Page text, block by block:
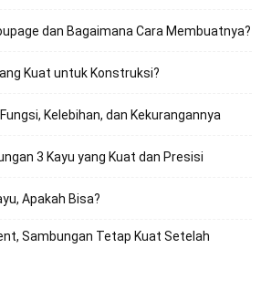
dan Bagaimana Cara Membuatnya?
Kuat untuk Konstruksi?
Kelebihan, dan Kekurangannya
3 Kayu yang Kuat dan Presisi
Apakah Bisa?
Sambungan Tetap Kuat Setelah